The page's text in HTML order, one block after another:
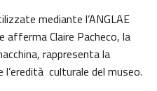
mediante l’ANGLAE
Claire Pacheco, la
rappresenta la
culturale del museo.